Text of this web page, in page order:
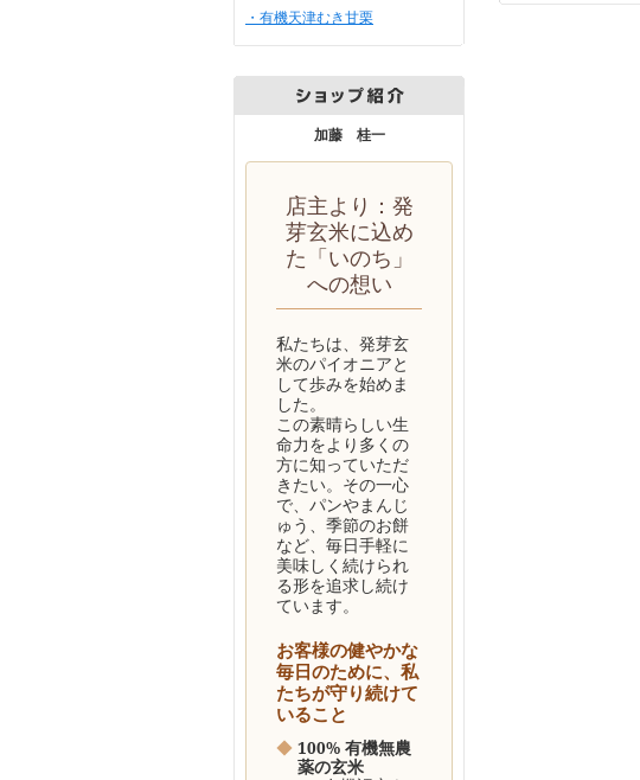
・有機天津むき甘栗
加藤 桂一
店主より：発
芽玄米に込め
た「いのち」
への想い
私たちは、発芽玄
米のパイオニアと
して歩みを始めま
した。
この素晴らしい生
命力をより多くの
方に知っていただ
きたい。その一心
で、パンやまんじ
ゅう、季節のお餅
など、毎日手軽に
美味しく続けられ
る形を追求し続け
ています。
お客様の健やかな
毎日のために、私
たちが守り続けて
いること
◆ 100% 有機無農
薬の玄米